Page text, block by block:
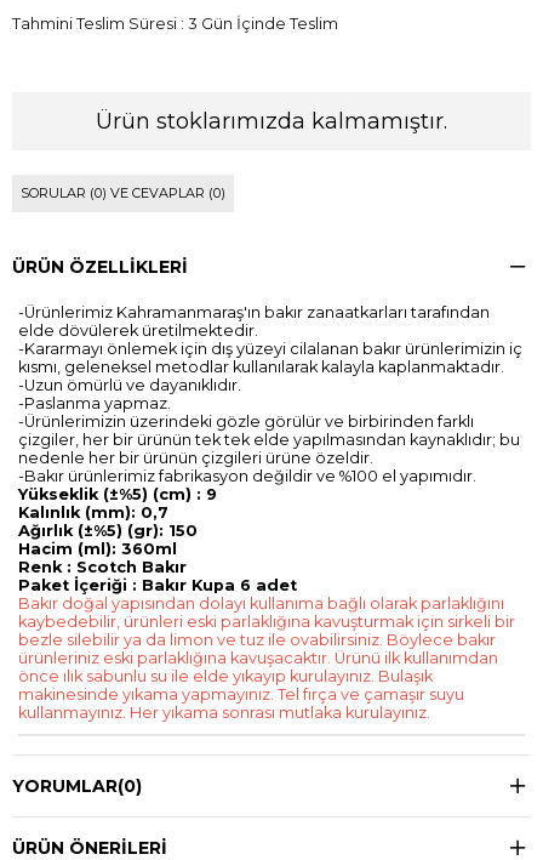
Tahmini Teslim Süresi : 3 Gün İçinde Teslim
Ürün stoklarımızda kalmamıştır.
SORULAR (0) VE CEVAPLAR (0)
ÜRÜN ÖZELLIKLERI
-Ürünlerimiz Kahramanmaraş'ın bakır zanaatkarları tarafından
elde dövülerek üretilmektedir.
-Kararmayı önlemek için dış yüzeyi cilalanan bakır ürünlerimizin iç
kısmı, geleneksel metodlar kullanılarak kalayla kaplanmaktadır.
-Uzun ömürlü ve dayanıklıdır.
-Paslanma yapmaz.
-Ürünlerimizin üzerindeki gözle görülür ve birbirinden farklı
çizgiler, her bir ürünün tek tek elde yapılmasından kaynaklıdır; bu
nedenle her bir ürünün çizgileri ürüne özeldir.
-Bakır ürünlerimiz fabrikasyon değildir ve %100 el yapımıdır.
Yükseklik (±%5) (cm) : 9
Kalınlık (mm): 0,7
Ağırlık (±%5) (gr): 150
Hacim (ml): 360ml
Renk : Scotch Bakır
Paket İçeriği : Bakır Kupa 6 adet
Bakır doğal yapısından dolayı kullanıma bağlı olarak parlaklığını
kaybedebilir, ürünleri eski parlaklığına kavuşturmak için sirkeli bir
bezle silebilir ya da limon ve tuz ile ovabilirsiniz. Böylece bakır
ürünleriniz eski parlaklığına kavuşacaktır. Ürünü ilk kullanımdan
önce ılık sabunlu su ile elde yıkayıp kurulayınız. Bulaşık
makinesinde yıkama yapmayınız. Tel fırça ve çamaşır suyu
kullanmayınız. Her yıkama sonrası mutlaka kurulayınız.
YORUMLAR(0)
ÜRÜN ÖNERILERI